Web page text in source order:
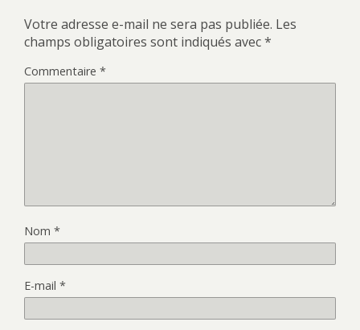
Votre adresse e-mail ne sera pas publiée. Les
champs obligatoires sont indiqués avec*
Commentaire *
Nom *
E-mail *